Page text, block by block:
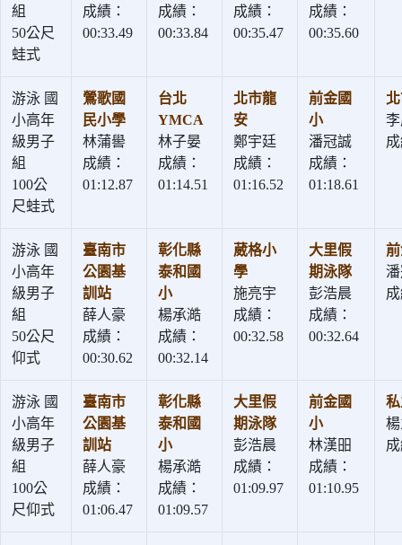
組
50公尺
蛙式
成績：
00:33.49
成績：
00:33.84
成績：
00:35.47
成績：
00:35.60
游泳 國
小高年
級男子
組
100公
尺蛙式
鶯歌國
民小學
林蒲嚳
成績：
01:12.87
台北
YMCA
林子晏
成績：
01:14.51
北市龍
安
鄭宇廷
成績：
01:16.52
前金國
小
潘冠誠
成績：
01:18.61
游泳 國
小高年
級男子
組
50公尺
仰式
臺南市
公園基
訓站
薛人豪
成績：
00:30.62
彰化縣
泰和國
小
楊承澔
成績：
00:32.14
葳格小
學
施亮宇
成績：
00:32.58
大里假
期泳隊
彭浩晨
成績：
00:32.64
游泳 國
小高年
級男子
組
100公
尺仰式
臺南市
公園基
訓站
薛人豪
成績：
01:06.47
彰化縣
泰和國
小
楊承澔
成績：
01:09.57
大里假
期泳隊
彭浩晨
成績：
01:09.97
前金國
小
林漢昍
成績：
01:10.95